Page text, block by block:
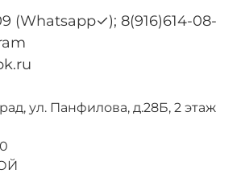
(Whatsapp✓); 8(916)614-08-
ул. Панфилова, д.28Б, 2 этаж